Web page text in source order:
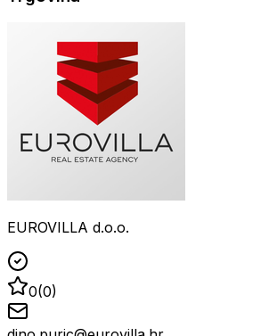
EUROVILLA d.o.o.
0(0)